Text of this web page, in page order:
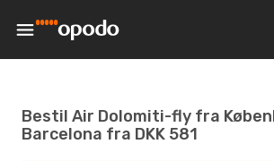
Bestil Air Dolomiti-fly fra
Barcelona fra DKK 581